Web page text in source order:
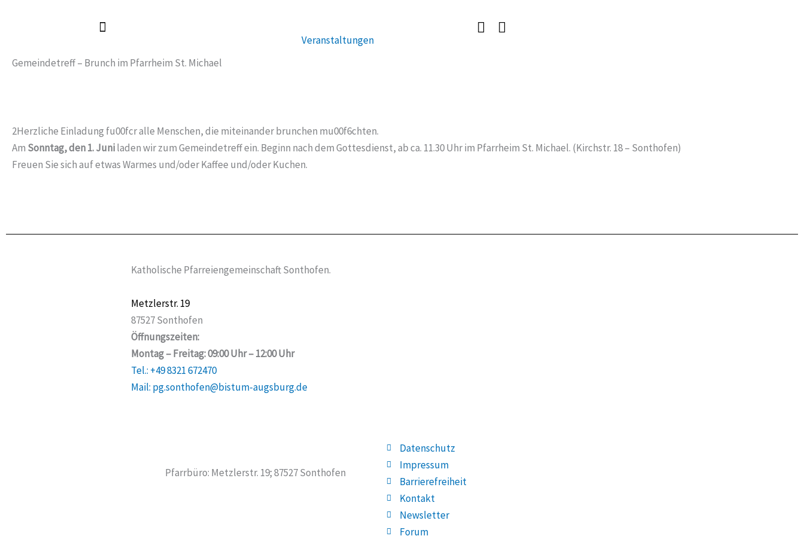
Veranstaltungen
Gemeindetreff – Brunch im Pfarrheim St. Michael
2Herzliche Einladung fu00fcr alle Menschen, die miteinander brunchen mu00f6chten.
Am Sonntag, den 1. Juniladen wir zum Gemeindetreff ein. Beginn nach dem Gottesdienst, ab ca. 11.30 Uhr im Pfarrheim St. Michael. (Kirchstr. 18 – Sonthofen)
Freuen Sie sich auf etwas Warmes und/oder Kaffee und/oder Kuchen.
Katholische Pfarreiengemeinschaft Sonthofen.
Metzlerstr. 19
87527 Sonthofen
Öffnungszeiten:
Montag – Freitag: 09:00 Uhr – 12:00 Uhr
Tel.: +49 8321 672470
Mail: pg.sonthofen@bistum-augsburg.de
Datenschutz
Impressum
Barrierefreiheit
Kontakt
Newsletter
Forum
Pfarrbüro: Metzlerstr. 19; 87527 Sonthofen